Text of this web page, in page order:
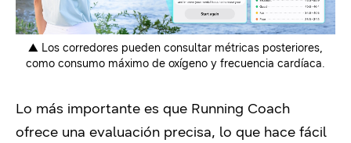
▲ Los corredores pueden consultar métricas posteriores,
como consumo máximo de oxígeno y frecuencia cardíaca.
Lo más importante es que Running Coach
ofrece una evaluación precisa, lo que hace fácil